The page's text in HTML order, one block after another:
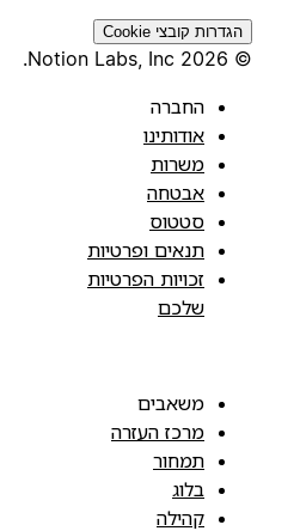
הגדרות קובצי Cookie
החברה
אודותינו
משרות
אבטחה
סטטוס
תנאים ופרטיות
זכויות הפרטיות
שלכם
משאבים
מרכז העזרה
תמחור
בלוג
קהילה